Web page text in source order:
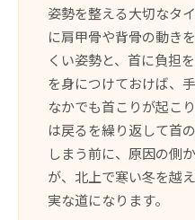
姿勢を整える大切なタ
に肩甲骨や背骨の動き
くい姿勢と、首に負担
を身につけておけば、
なかでも首こりが起こ
は戻るを繰り返して首
しまう前に、原因の側
が、北上で寒い冬を越
実な道になります。